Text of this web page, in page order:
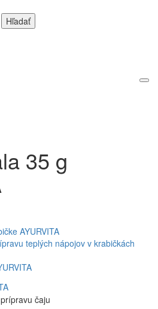
35 g
AYURVITA
teplých nápojov v krabičkách
čaju